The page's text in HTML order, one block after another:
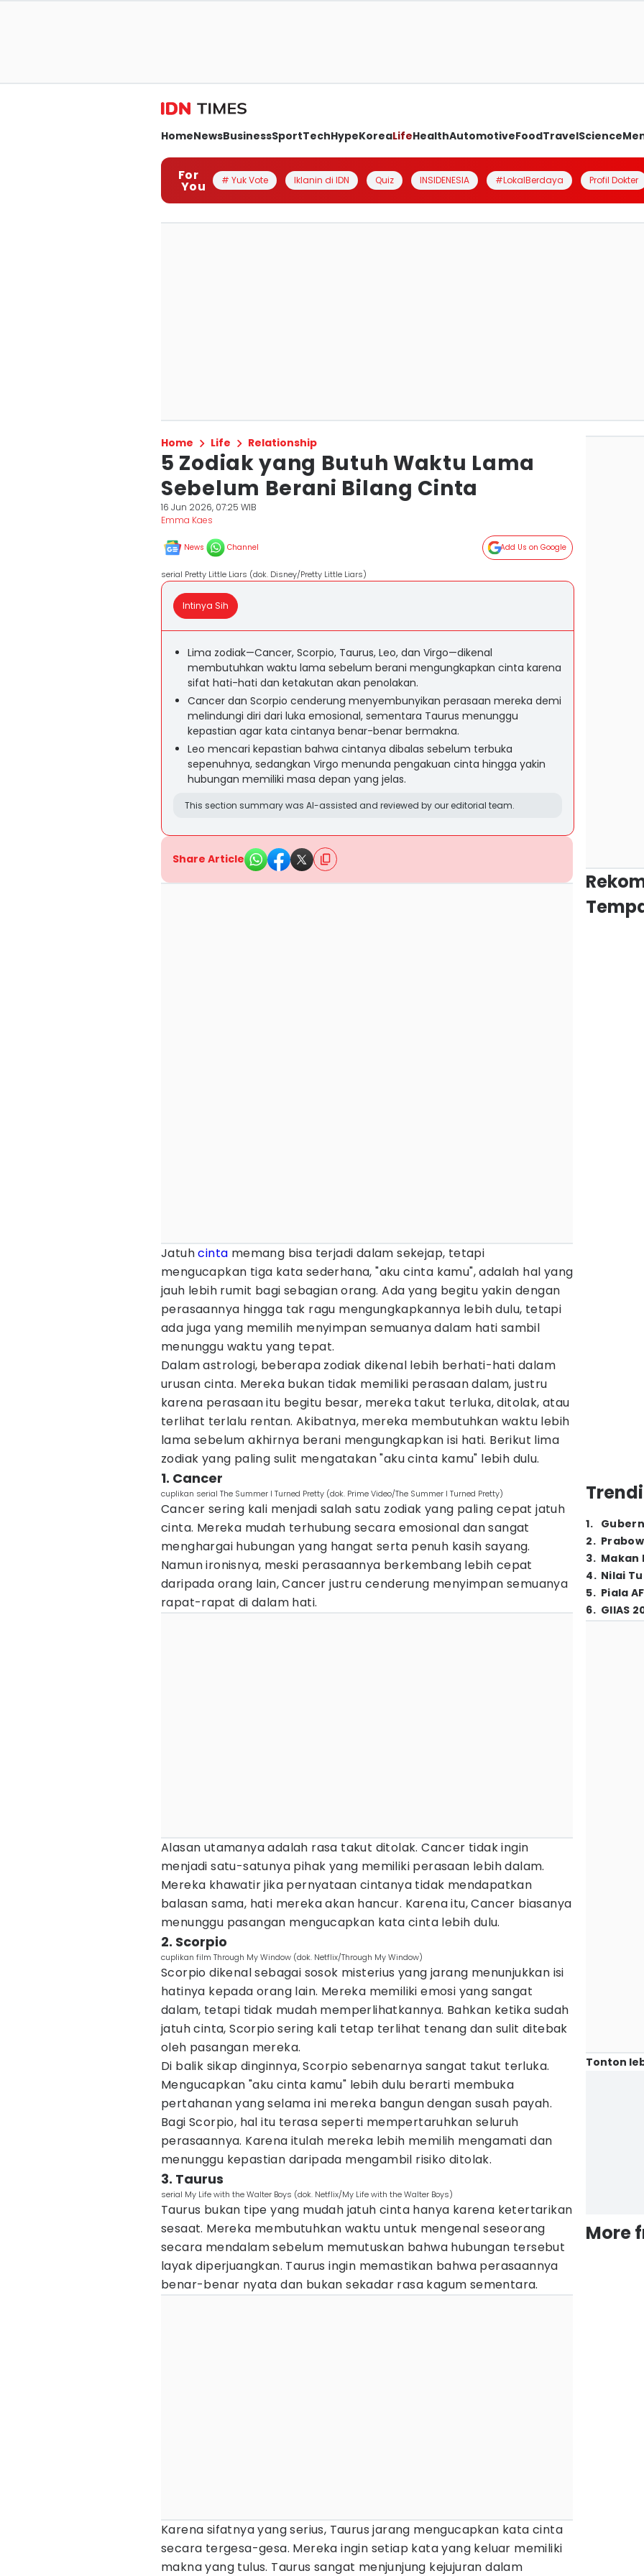
HomeNewsBusinessSportTechHypeKoreaLifeHealthAutomotiveFoodTravelScience
For
You # Yuk Vote Iklanin di IDN Quiz INSIDENESIA #LokalBerdaya Profil Dokter
Home Life Relationship
5 Zodiak yang Butuh Waktu Lama
Sebelum Berani Bilang Cinta
16 Jun 2026, 07:25 WIB
Emma Kaes
News Channel Add Us on Google
serial Pretty Little Liars (dok. Disney/Pretty Little Liars)
Intinya Sih
Lima zodiak—Cancer, Scorpio, Taurus, Leo, dan Virgo—dikenal
membutuhkan waktu lama sebelum berani mengungkapkan cinta karena
sifat hati-hati dan ketakutan akan penolakan.
Cancer dan Scorpio cenderung menyembunyikan perasaan mereka demi
melindungi diri dari luka emosional, sementara Taurus menunggu
kepastian agar kata cintanya benar-benar bermakna.
Leo mencari kepastian bahwa cintanya dibalas sebelum terbuka
sepenuhnya, sedangkan Virgo menunda pengakuan cinta hingga yakin
hubungan memiliki masa depan yang jelas.
This section summary was AI-assisted and reviewed by our editorial team.
Share Article
Jatuhcinta memang bisa terjadi dalam sekejap, tetapi
mengucapkan tiga kata sederhana, "aku cinta kamu", adalah hal yang
jauh lebih rumit bagi sebagian orang. Ada yang begitu yakin dengan
perasaannya hingga tak ragu mengungkapkannya lebih dulu, tetapi
ada juga yang memilih menyimpan semuanya dalam hati sambil
menunggu waktu yang tepat.
Dalam astrologi, beberapa zodiak dikenal lebih berhati-hati dalam
urusan cinta. Mereka bukan tidak memiliki perasaan dalam, justru
karena perasaan itu begitu besar, mereka takut terluka, ditolak, atau
terlihat terlalu rentan. Akibatnya, mereka membutuhkan waktu lebih
lama sebelum akhirnya berani mengungkapkan isi hati. Berikut lima
zodiak yang paling sulit mengatakan "aku cinta kamu" lebih dulu.
1. Cancer
cuplikan serial The Summer I Turned Pretty (dok. Prime Video/The Summer I Turned Pretty)
Cancer sering kali menjadi salah satu zodiak yang paling cepat jatuh
cinta. Mereka mudah terhubung secara emosional dan sangat
menghargai hubungan yang hangat serta penuh kasih sayang.
Namun ironisnya, meski perasaannya berkembang lebih cepat
daripada orang lain, Cancer justru cenderung menyimpan semuanya
rapat-rapat di dalam hati.
Alasan utamanya adalah rasa takut ditolak. Cancer tidak ingin
menjadi satu-satunya pihak yang memiliki perasaan lebih dalam.
Mereka khawatir jika pernyataan cintanya tidak mendapatkan
balasan sama, hati mereka akan hancur. Karena itu, Cancer biasanya
menunggu pasangan mengucapkan kata cinta lebih dulu.
2. Scorpio
cuplikan film Through My Window (dok. Netflix/Through My Window)
Scorpio dikenal sebagai sosok misterius yang jarang menunjukkan isi
hatinya kepada orang lain. Mereka memiliki emosi yang sangat
dalam, tetapi tidak mudah memperlihatkannya. Bahkan ketika sudah
jatuh cinta, Scorpio sering kali tetap terlihat tenang dan sulit ditebak
oleh pasangan mereka.
Di balik sikap dinginnya, Scorpio sebenarnya sangat takut terluka.
Mengucapkan "aku cinta kamu" lebih dulu berarti membuka
pertahanan yang selama ini mereka bangun dengan susah payah.
Bagi Scorpio, hal itu terasa seperti mempertaruhkan seluruh
perasaannya. Karena itulah mereka lebih memilih mengamati dan
menunggu kepastian daripada mengambil risiko ditolak.
3. Taurus
serial My Life with the Walter Boys (dok. Netflix/My Life with the Walter Boys)
Taurus bukan tipe yang mudah jatuh cinta hanya karena ketertarikan
sesaat. Mereka membutuhkan waktu untuk mengenal seseorang
secara mendalam sebelum memutuskan bahwa hubungan tersebut
layak diperjuangkan. Taurus ingin memastikan bahwa perasaannya
benar-benar nyata dan bukan sekadar rasa kagum sementara.
Karena sifatnya yang serius, Taurus jarang mengucapkan kata cinta
secara tergesa-gesa. Mereka ingin setiap kata yang keluar memiliki
makna yang tulus. Taurus sangat menjunjung kejujuran dalam
1.
2.
3. Makan
4. Nilai
5. Piala
6. GIIAS
Tonton
More